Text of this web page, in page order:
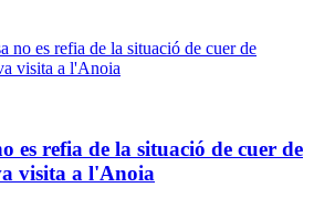
es refia de la situació de cuer de
visita a l'Anoia